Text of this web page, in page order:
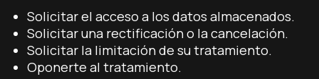
Solicitar el acceso a los datos almacenados.
Solicitar una rectificación o la cancelación.
Solicitar la limitación de su tratamiento.
Oponerte al tratamiento.